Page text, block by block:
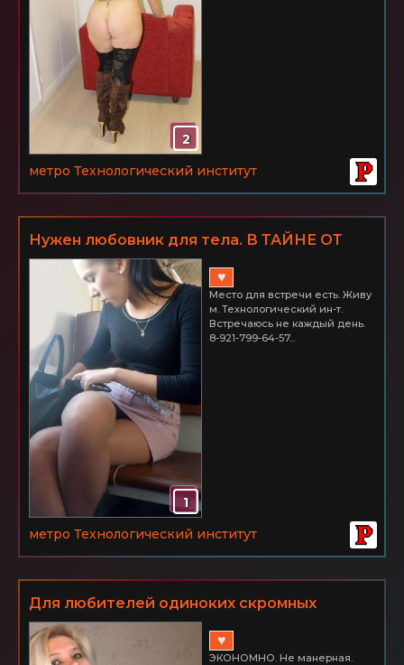
2
метро Технологический институт
Нужен любовник для тела. В ТАЙНЕ ОТ
ТВОЕЙ ЖЕНЫ мы будем ДРУЗЬЯМИ.
1
♥
Место для встречи есть. Живу
м. Технологический ин-т.
Встречаюсь не каждый день.
8-921-799-64-57...
метро Технологический институт
Для любителей одиноких скромных
женщин. ДОМА ОДНА.
♥
ЭКОНОМНО. Не манерная.